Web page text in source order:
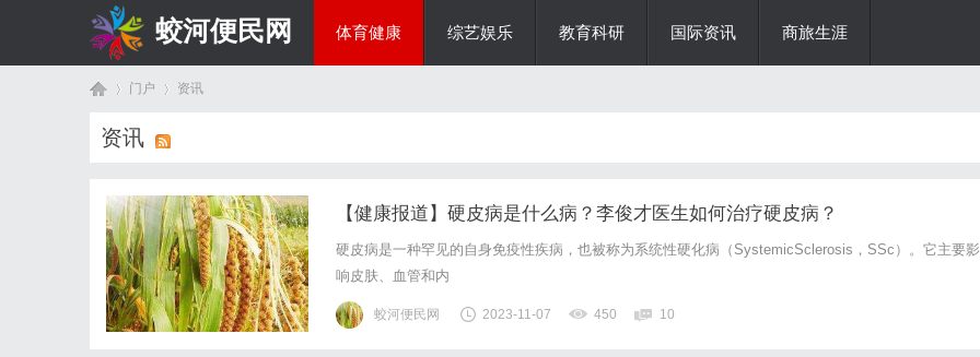
蛟河便民网 体育健康 综艺娱乐 教育科研 国际资讯 商旅生涯
门户 资讯
资讯
【健康报道】硬皮病是什么病？李俊才医生如何治疗硬皮病？
硬皮病是一种罕见的自身免疫性疾病，也被称为系统性硬化病（SystemicSclerosis，SSc）。它主要影
响皮肤、血管和内
蛟河便民网 2023-11-07 450 10